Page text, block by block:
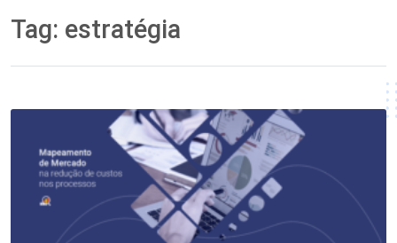
Tag: estratégia